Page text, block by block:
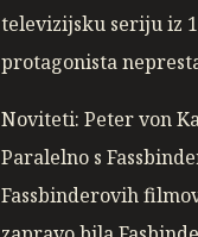
televizijsku seriju iz
protagonista
Noviteti: Peter von
Paralelno s
Fassbinderovih